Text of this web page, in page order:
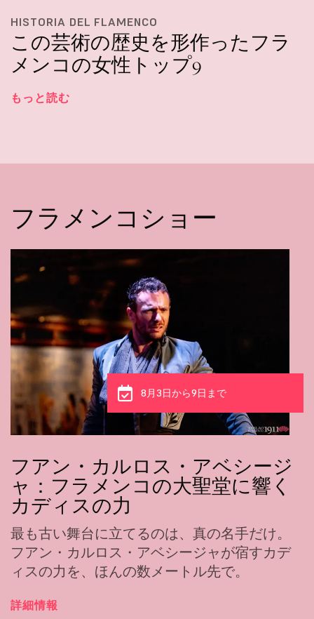
HISTORIA DEL FLAMENCO
この芸術の歴史を形作ったフラ
メンコの女性トップ9
もっと読む
フラメンコショー
8月8日から9日まで
新たな才能に宿る古の魂：クラ
ウディア・デ・ウトレラ
クラウディア・デ・ウトレラの力強さと成熟
を体感してください。彼女は、魂がフラメン
コであれば、年齢は関係ないことを証明して
くれます。
詳細情報